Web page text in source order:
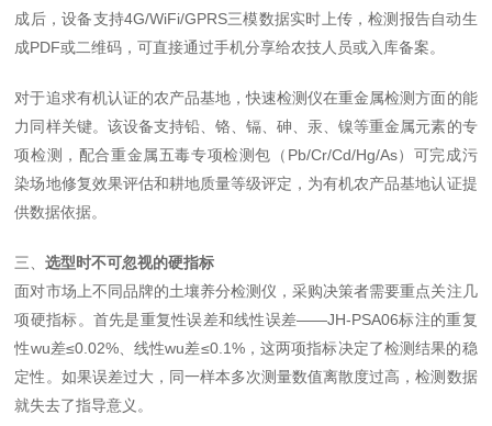
成后，设备支持4G/WiFi/GPRS三模数据实时上传，检测报告自动生
成PDF或二维码，可直接通过手机分享给农技人员或入库备案。
对于追求有机认证的农产品基地，快速检测仪在重金属检测方面的能
力同样关键。该设备支持铅、铬、镉、砷、汞、镍等重金属元素的专
项检测，配合重金属五毒专项检测包（ Pb/Cr/Cd/Hg/As）可完成污
染场地修复效果评估和耕地质量等级评定，为有机农产品基地认证提
供数据依据。
三、选型时不可忽视的硬指标
面对市场上不同品牌的土壤养分检测仪，采购决策者需要重点关注几
项硬指标。首先是重复性误差和线性误差——JH-PSA06标注的重复
性wu差≤0.02%、线性wu差≤0.1%，这两项指标决定了检测结果的稳
定性。如果误差过大，同一样本多次测量数值离散度过高，检测数据
就失去了指导意义。